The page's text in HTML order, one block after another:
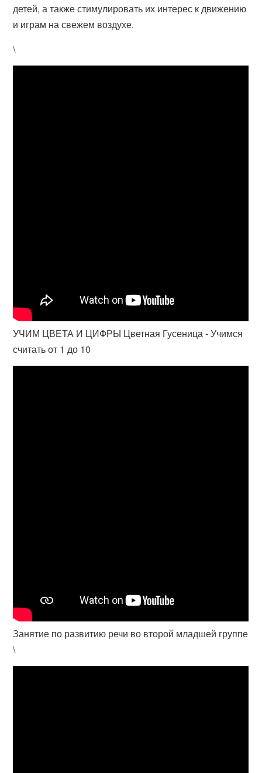
детей, а также стимулировать их интерес к движению
и играм на свежем воздухе.
\
УЧИМ ЦВЕТА И ЦИФРЫ Цветная Гусеница - Учимся
считать от 1 до 10
Занятие по развитию речи во второй младшей группе
\